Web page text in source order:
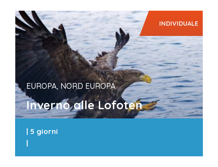
INDIVIDUALE
EUROPA, NORD EUROPA
Inverno alle Lofoten
| 5 giorni
|